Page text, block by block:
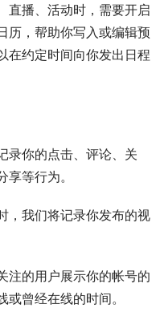
直播、活动时，需要开启
历，帮助你写入或编辑预
在约定时间向你发出日程
录你的点击、评论、关
等行为。
，我们将记录你发布的视
注的用户展示你的帐号的
曾经在线的时间。